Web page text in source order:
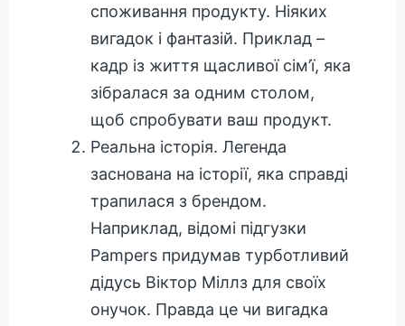
споживання продукту. Ніяких
вигадок і фантазій. Приклад –
кадр із життя щасливої сім’ї, яка
зібралася за одним столом,
щоб спробувати ваш продукт.
Реальна історія. Легенда
заснована на історії, яка справді
трапилася з брендом.
Наприклад, відомі підгузки
Pampers придумав турботливий
дідусь Віктор Міллз для своїх
онучок. Правда це чи вигадка